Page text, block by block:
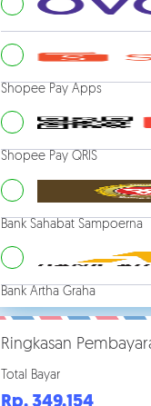
Shopee Pay Apps
Shopee Pay QRIS
Bank Sahabat Sampoerna
Bank Artha Graha
Ringkasan
Total Bayar
Rp. 349.154